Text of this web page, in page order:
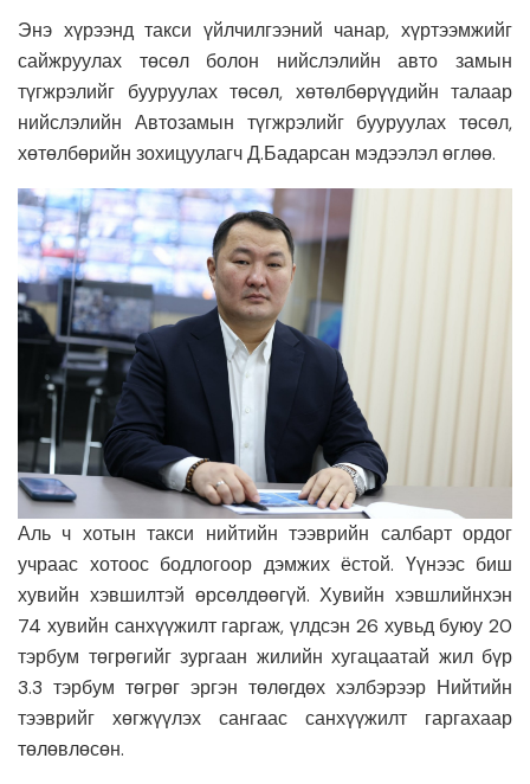
Энэ хүрээнд такси үйлчилгээний чанар, хүртээмжийг
сайжруулах төсөл болон нийслэлийн авто замын
түгжрэлийг бууруулах төсөл, хөтөлбөрүүдийн талаар
нийслэлийн Автозамын түгжрэлийг бууруулах төсөл,
хөтөлбөрийн зохицуулагч Д.Бадарсан мэдээлэл өглөө.
Аль ч хотын такси нийтийн тээврийн салбарт ордог
учраас хотоос бодлогоор дэмжих ёстой. Үүнээс биш
хувийн хэвшилтэй өрсөлдөөгүй. Хувийн хэвшлийнхэн
74 хувийн санхүүжилт гаргаж, үлдсэн 26 хувьд буюу 20
тэрбум төгрөгийг зургаан жилийн хугацаатай жил бүр
3.3 тэрбум төгрөг эргэн төлөгдөх хэлбэрээр Нийтийн
тээврийг хөгжүүлэх сангаас санхүүжилт гаргахаар
төлөвлөсөн.